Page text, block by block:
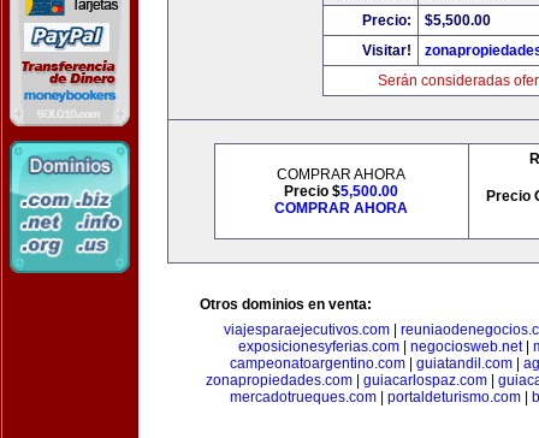
Precio:
$5,500.00
Visitar!
Serán consideradas
COMPRAR AHORA
Precio $5,500.00
COMPRAR AHORA
Precio
Otros dominios en venta:
viajesparaejecutivos.com|
exposicionesyferias.com
negociosweb.net|
campeonatoargentino.com| guiatandil.com|
zonapropiedades.com
guiacarlospaz.com
mercadotrueques.com| portaldeturismo.com|